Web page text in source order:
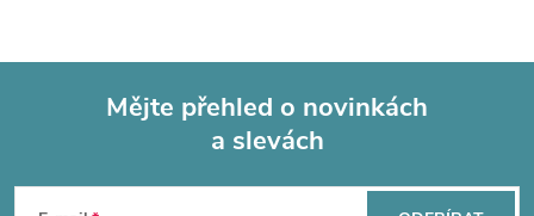
Mějte přehled o novinkách
a slevách